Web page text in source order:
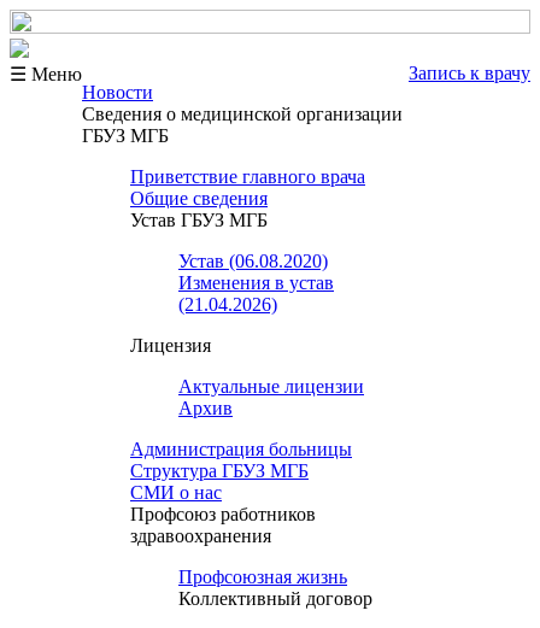
☰ Меню
Запись к врачу
Новости
Сведения о медицинской организации
ГБУЗ МГБ
Приветствие главного врача
Общие сведения
Устав ГБУЗ МГБ
Устав (06.08.2020)
Изменения в устав
(21.04.2026)
Лицензия
Актуальные лицензии
Архив
Администрация больницы
Структура ГБУЗ МГБ
СМИ о нас
Профсоюз работников
здравоохранения
Профсоюзная жизнь
Коллективный договор